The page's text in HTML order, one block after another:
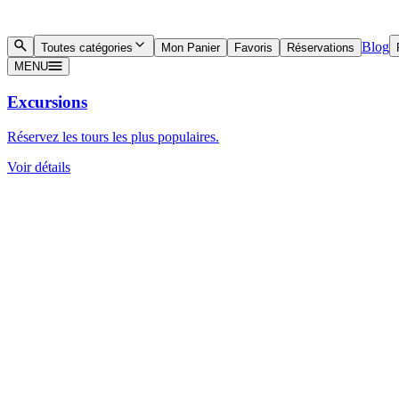
Toutes catégories Mon Panier Favoris Réservations Blog
MENU
Excursions
Réservez les tours les plus populaires.
Voir détails